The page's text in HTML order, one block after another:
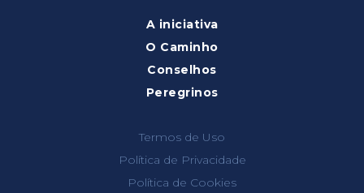
A iniciativa
O Caminho
Conselhos
Peregrinos
Termos de Uso
Política de Privacidade
Política de Cookies